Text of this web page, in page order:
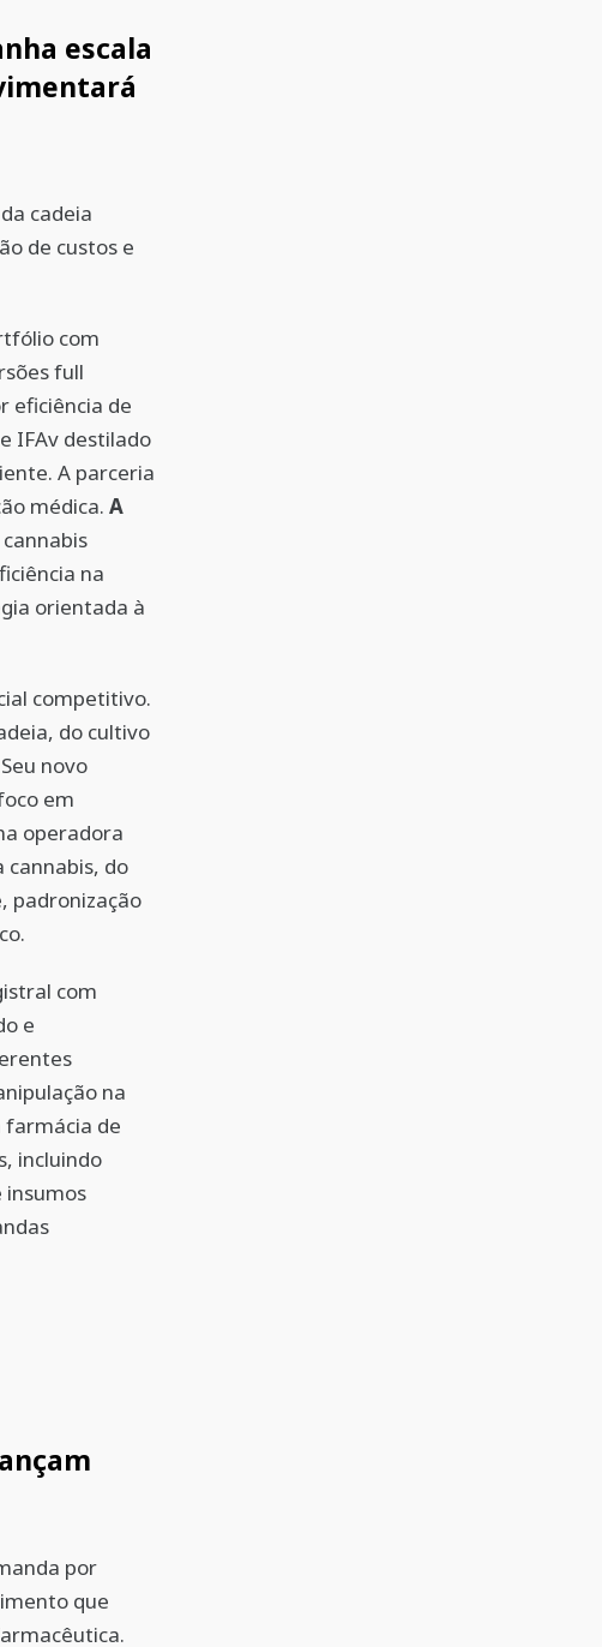
escala
cadeia
de custos e
com
full
eficiência de
IFAv destilado
A parceria
médica. A
na
orientada à
competitivo.
do cultivo
novo
em
operadora
do
padronização
com
e
na
farmácia de
incluindo
insumos
por
que